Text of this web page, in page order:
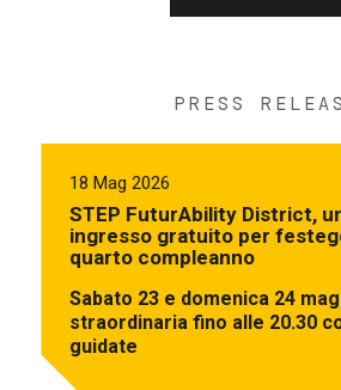
PRESS
18 Mag 2026
STEP FuturAbility District,
ingresso gratuito per
quarto compleanno
Sabato 23 e domenica 24
straordinaria fino alle 20.30
guidate